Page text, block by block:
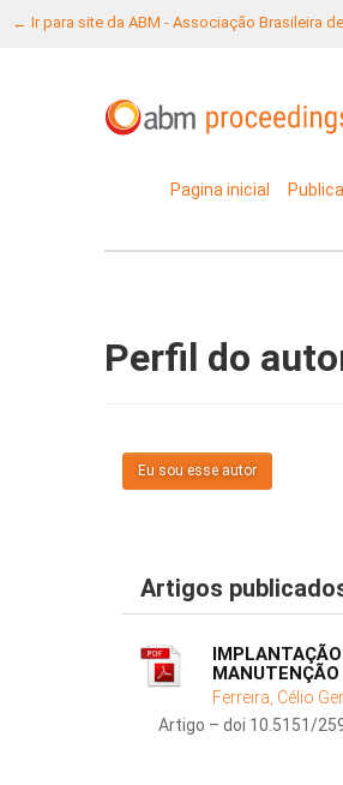
← Ir para site da ABM - Associação Brasileira
Pagina inicial
Perfil do
Eu sou esse autor
Artigos
MANUTENÇÃO
Ferreira, Célio
Artigo – doi 10.5151/